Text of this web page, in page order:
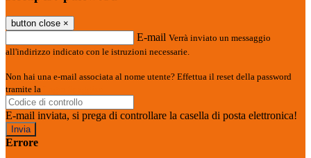
button close ×
E-mail Verrà inviato un messaggio
all'indirizzo indicato con le istruzioni necessarie.
Non hai una e-mail associata al nome utente? Effettua il reset della password
tramite la
E-mail inviata, si prega di controllare la casella di posta elettronica!
Errore